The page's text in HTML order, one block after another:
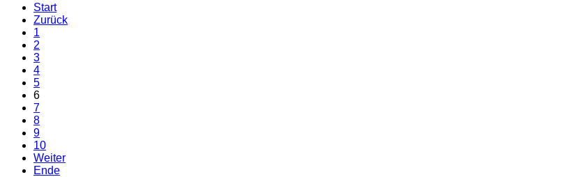
Start
Zurück
1
2
3
4
5
6
7
8
9
10
Weiter
Ende